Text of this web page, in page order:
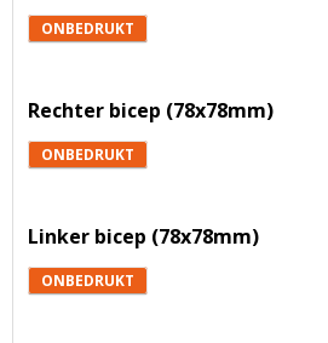
ONBEDRUKT
Rechter bicep (78x78mm)
ONBEDRUKT
Linker bicep (78x78mm)
ONBEDRUKT